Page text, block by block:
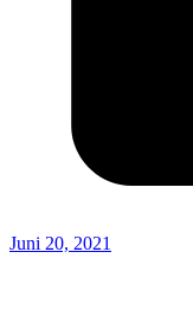
Juni 20, 2021